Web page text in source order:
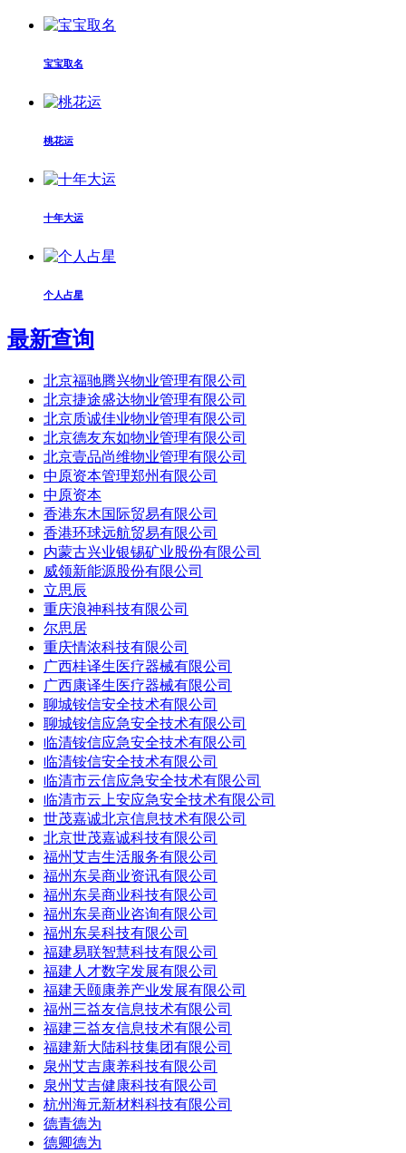
宝宝取名
桃花运
十年大运
个人占星
最新查询
北京福驰腾兴物业管理有限公司
北京捷途盛达物业管理有限公司
北京质诚佳业物业管理有限公司
北京德友东如物业管理有限公司
北京壹品尚维物业管理有限公司
中原资本管理郑州有限公司
中原资本
香港东木国际贸易有限公司
香港环球远航贸易有限公司
内蒙古兴业银锡矿业股份有限公司
威领新能源股份有限公司
立思辰
重庆浪神科技有限公司
尔思居
重庆情浓科技有限公司
广西桂译生医疗器械有限公司
广西康译生医疗器械有限公司
聊城铵信安全技术有限公司
聊城铵信应急安全技术有限公司
临清铵信应急安全技术有限公司
临清铵信安全技术有限公司
临清市云信应急安全技术有限公司
临清市云上安应急安全技术有限公司
世茂嘉诚北京信息技术有限公司
北京世茂嘉诚科技有限公司
福州艾吉生活服务有限公司
福州东吴商业资讯有限公司
福州东吴商业科技有限公司
福州东吴商业咨询有限公司
福州东吴科技有限公司
福建易联智慧科技有限公司
福建人才数字发展有限公司
福建天颐康养产业发展有限公司
福州三益友信息技术有限公司
福建三益友信息技术有限公司
福建新大陆科技集团有限公司
泉州艾吉康养科技有限公司
泉州艾吉健康科技有限公司
杭州海元新材料科技有限公司
德青德为
德卿德为